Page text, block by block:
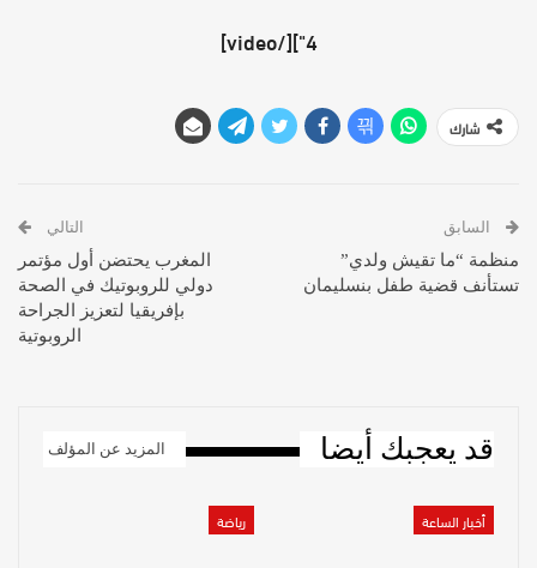
4"][/video]
شارك
السابق
منظمة “ما تقيش ولدي”
تستأنف قضية طفل بنسليمان
التالي
المغرب يحتضن أول مؤتمر
دولي للروبوتيك في الصحة
بإفريقيا لتعزيز الجراحة
الروبوتية
قد يعجبك أيضا المزيد عن المؤلف
أخبار الساعة رياضة